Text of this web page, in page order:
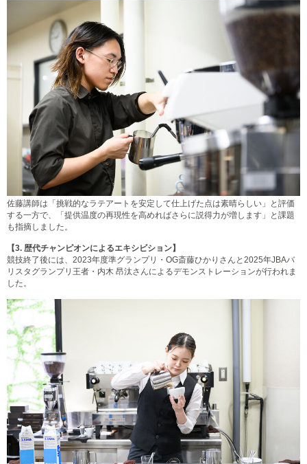
佐藤講師は「挑戦的なラテアートを安定して仕上げた点は素晴らしい」と評価
する一方で、「提供温度の再現性を高めればさらに説得力が増します」と課題
も指摘しました。
【3. 歴代チャンピオンによるエキシビション】
競技終了後には、2023年度準グランプリ・OG斎藤ひかりさんと2025年JBAバ
リスタグランプリ王者・内木 昂汰さんによるデモンストレーションが行われま
した。